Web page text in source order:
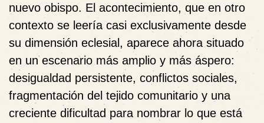
nuevo obispo. El acontecimiento, que en otro
contexto se leería casi exclusivamente desde
su dimensión eclesial, aparece ahora situado
en un escenario más amplio y más áspero:
desigualdad persistente, conflictos sociales,
fragmentación del tejido comunitario y una
creciente dificultad para nombrar lo que está